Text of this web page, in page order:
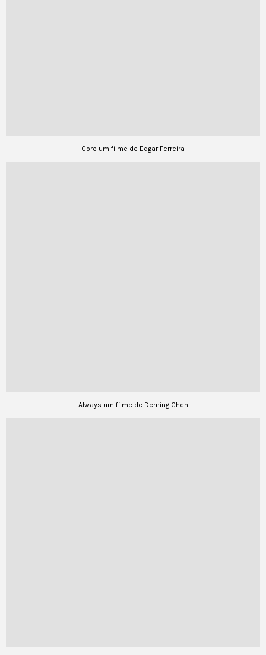
Coro um filme de Edgar Ferreira
Always um filme de Deming Chen